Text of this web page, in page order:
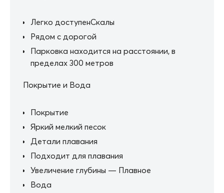
Легко доступенСкалы
Рядом с дорогой
Парковка находится на расстоянии, в
пределах 300 метров
Покрытие и Вода
Покрытие
Яркий мелкий песок
Детали плавания
Подходит для плавания
Увеличение глубины — Плавное
Вода